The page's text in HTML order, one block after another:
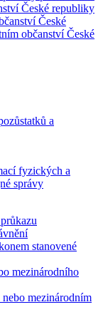
České republiky
České
občanství České
a
fyzických a
správy
stanovené
mezinárodního
mezinárodním